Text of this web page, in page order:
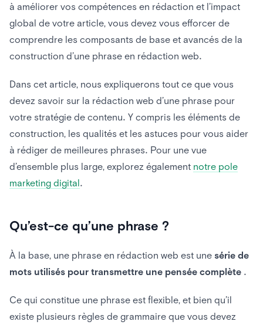
à améliorer vos compétences en rédaction et l’impact
global de votre article, vous devez vous efforcer de
comprendre les composants de base et avancés de la
construction d’une phrase en rédaction web.
Dans cet article, nous expliquerons tout ce que vous
devez savoir sur la rédaction web d’une phrase pour
votre stratégie de contenu. Y compris les éléments de
construction, les qualités et les astuces pour vous aider
à rédiger de meilleures phrases. Pour une vue
d’ensemble plus large, explorez également notre pole
marketing digital.
Qu’est-ce qu’une phrase ?
À la base, une phrase en rédaction web est une série de
mots utilisés pour transmettre une pensée complète .
Ce qui constitue une phrase est flexible, et bien qu’il
existe plusieurs règles de grammaire que vous devez